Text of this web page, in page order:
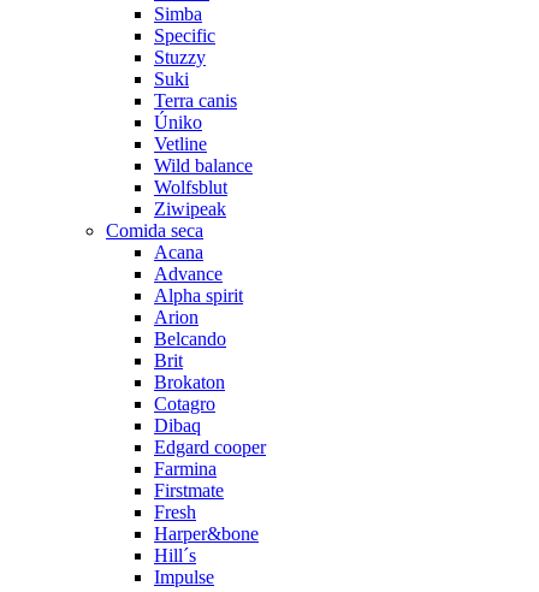
Simba
Specific
Stuzzy
Suki
Terra canis
Úniko
Vetline
Wild balance
Wolfsblut
Ziwipeak
Comida seca
Acana
Advance
Alpha spirit
Arion
Belcando
Brit
Brokaton
Cotagro
Dibaq
Edgard cooper
Farmina
Firstmate
Fresh
Harper&bone
Hill´s
Impulse